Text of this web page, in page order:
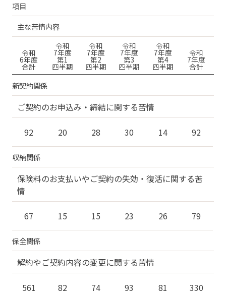
項目
主な苦情内容
令和
6年度
合計
令和
7年度
第1
四半期
令和
7年度
第2
四半期
令和
7年度
第3
四半期
令和
7年度
第4
四半期
令和
7年度
合計
新契約関係
ご契約のお申込み・締結に関する苦情
92 20 28 30 14 92
収納関係
保険料のお支払いやご契約の失効・復活に関する苦
情
67 15 15 23 26 79
保全関係
解約やご契約内容の変更に関する苦情
561 82 74 93 81 330